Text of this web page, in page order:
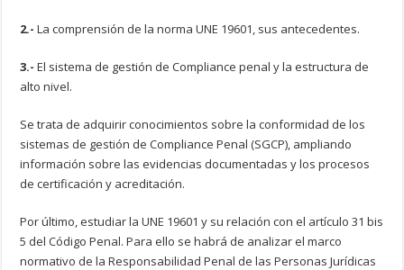
2.- La comprensión de la norma UNE 19601, sus antecedentes.
3.- El sistema de gestión de Compliance penal y la estructura de
alto nivel.
Se trata de adquirir conocimientos sobre la conformidad de los
sistemas de gestión de Compliance Penal (SGCP), ampliando
información sobre las evidencias documentadas y los procesos
de certificación y acreditación.
Por último, estudiar la UNE 19601 y su relación con el artículo 31 bis
5 del Código Penal. Para ello se habrá de analizar el marco
normativo de la Responsabilidad Penal de las Personas Jurídicas